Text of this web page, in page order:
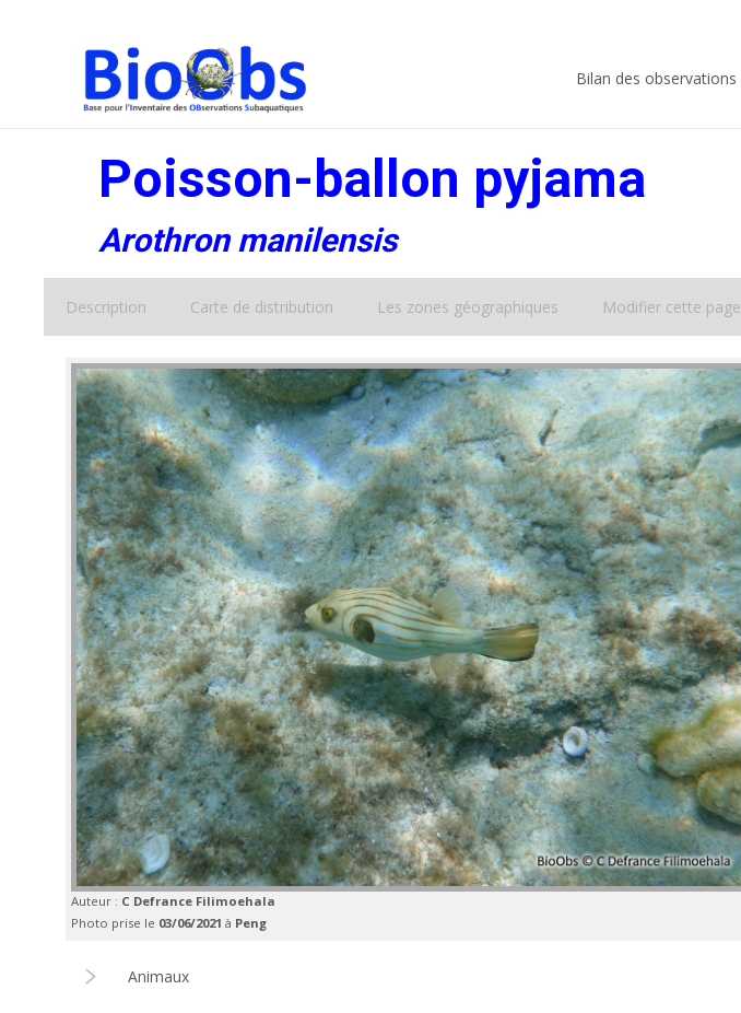
Bilan des observations
Poisson-ballon pyjama
Arothron manilensis
Description Carte de distribution Les zones géographiques Modifier cette page
Auteur : C Defrance Filimoehala
Photo prise le 03/06/2021 à Peng
Animaux